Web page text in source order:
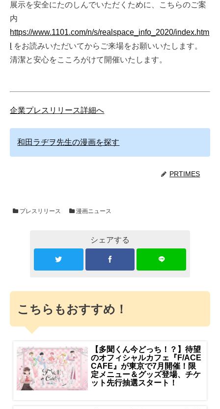
展示を安全にたのしんでいただくために、こちらのご案
内
https://www.1101.com/n/s/realspace_info_2020/index.htm
をお読みいただいてからご来場をお願いいたします。
清潔と安心をこころがけて開催いたします。
企業プレスリリース詳細へ
和田ラヂヲ先生の漫画を探す
PRTIMES
プレスリリース 漫画ニュース
シェアする
こちらもおすすめ！
【多聞くん今どっち！？】待望
のオフィシャルカフェ『F/ACE
CAFE』が東京で7月開催！限
定メニュー＆グッズ登場、チケ
ット先行抽選スタート！